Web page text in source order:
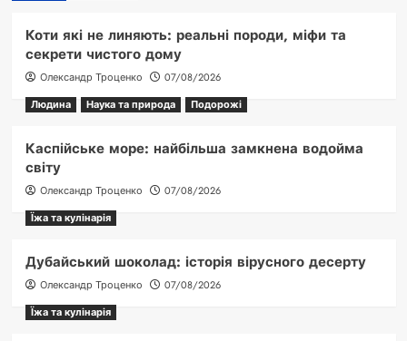
Коти які не линяють: реальні породи, міфи та
секрети чистого дому
Олександр Троценко
07/08/2026
Людина
Наука та природа Подорожі
Каспійське море: найбільша замкнена водойма
світу
Олександр Троценко
07/08/2026
Їжа та кулінарія
Дубайський шоколад: історія вірусного десерту
Олександр Троценко
07/08/2026
Їжа та кулінарія